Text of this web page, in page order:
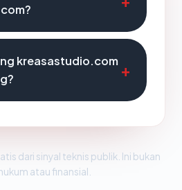
kreasastudio.com
dari sinyal teknis publik. Ini bukan
atau finansial.